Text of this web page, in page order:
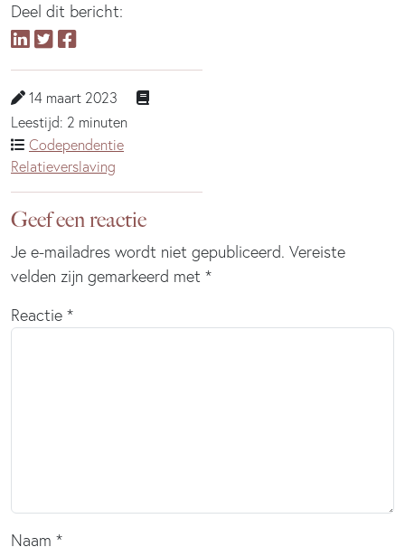
Deel dit bericht:
14 maart 2023
Leestijd: 2 minuten
Codependentie
Relatieverslaving
Geef een reactie
Je e-mailadres wordt niet gepubliceerd. Vereiste
velden zijn gemarkeerd met *
Reactie *
Naam *